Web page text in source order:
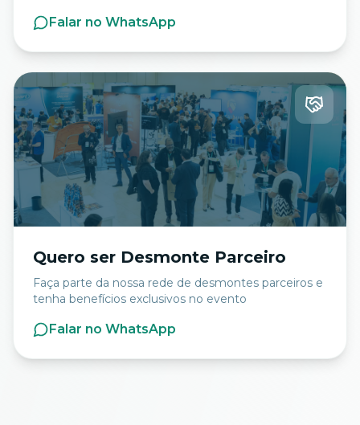
Falar no WhatsApp
Quero ser Desmonte Parceiro
Faça parte da nossa rede de desmontes parceiros e
tenha benefícios exclusivos no evento
Falar no WhatsApp